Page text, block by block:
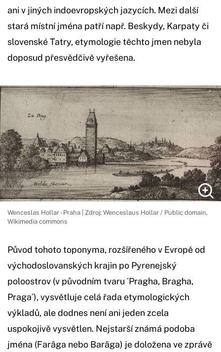
ani v jiných indoevropských jazycích. Mezi další
stará místní jména patří např. Beskydy, Karpaty či
slovenské Tatry, etymologie těchto jmen nebyla
doposud přesvědčivě vyřešena.
Wenceslas Hollar - Praha | Zdroj: Wenceslaus Hollar / Public domain,
Wikimedia commons
Původ tohoto toponyma, rozšířeného v Evropě od
východoslovanských krajin po Pyrenejský
poloostrov (v původním tvaru ´Pragha, Bragha,
Praga´), vysvětluje celá řada etymologických
výkladů, ale dodnes není ani jeden zcela
uspokojivě vysvětlen. Nejstarší známá podoba
jména (Farāga nebo Barāga) je doložena ve zprávě